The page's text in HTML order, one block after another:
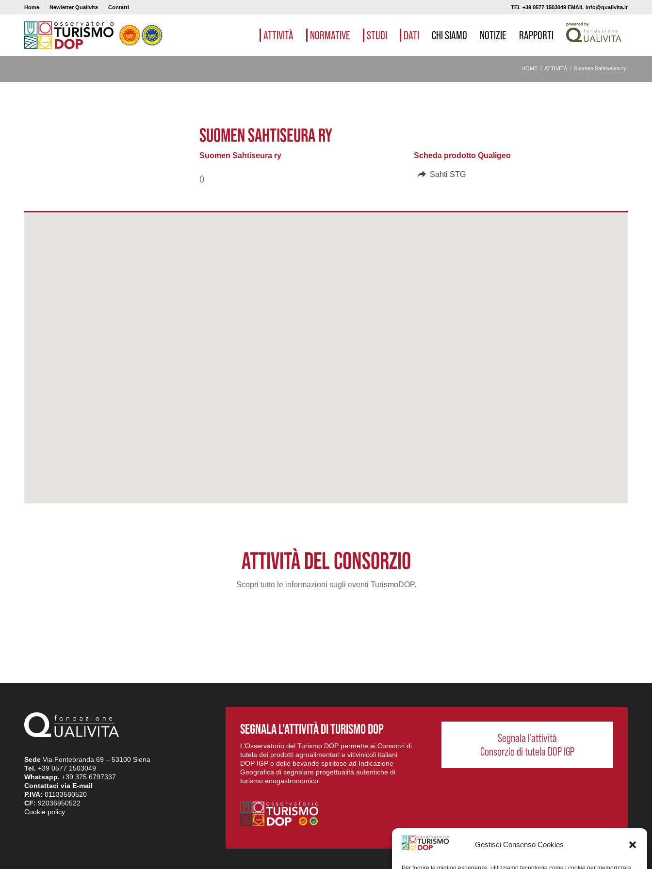
Gestisci Consenso Cookies
Home Newletter Qualivita Contatti TEL +39 0577 1503049 EMAIL info@qualivita.it
ATTIVITÀ NORMATIVE STUDI DATI CHI SIAMO NOTIZIE RAPPORTI
HOME / ATTIVITÀ / Suomen Sahtiseura ry
SUOMEN SAHTISEURA RY
Suomen Sahtiseura ry
()
Scheda prodotto Qualigeo
Sahti STG
ATTIVITÀ DEL CONSORZIO
Scopri tutte le informazioni sugli eventi TurismoDOP.
Sede Via Fontebranda 69 – 53100 Siena
Tel. +39 0577 1503049
Whatsapp. +39 375 6797337
Contattaci via E-mail
P.IVA: 01133580520
CF: 92036950522
Cookie policy
SEGNALA L’ATTIVITÀ DI TURISMO DOP
L’Osservatorio del Turismo DOP permette ai Consorzi di
tutela dei prodotti agroalimentari e vitivinicoli italiani
DOP IGP o delle bevande spiritose ad Indicazione
Geografica di segnalare progettualità autentiche di
turismo enogastronomico.
Segnala l’attività
Consorzio di tutela DOP IGP